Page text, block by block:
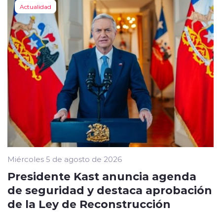
Actualidad
Miércoles 5 de agosto de 2026
Presidente Kast anuncia agenda
de seguridad y destaca aprobación
de la Ley de Reconstrucción